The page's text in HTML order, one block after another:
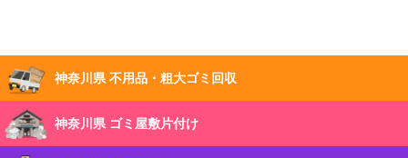
神奈川県 不用品・粗大ゴミ回収
神奈川県 ゴミ屋敷片付け